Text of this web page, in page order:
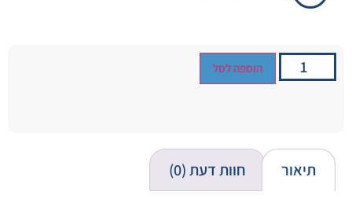
הוספה לסל
תיאור חוות דעת (0)